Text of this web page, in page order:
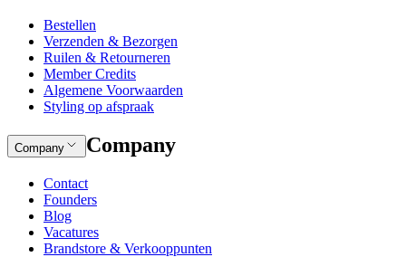
Bestellen
Verzenden & Bezorgen
Ruilen & Retourneren
Member Credits
Algemene Voorwaarden
Styling op afspraak
Company Company
Contact
Founders
Blog
Vacatures
Brandstore & Verkooppunten